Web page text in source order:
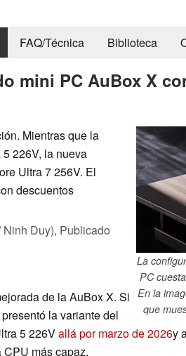
FAQ/Técnica Biblioteca
mini PC AuBox X
La
PC
En la
que
Mientras que la
226V, la nueva
Ultra 7 256V. El
descuentos
Duy), Publicado
de la AuBox X. Si
la variante del
5 226Vallá por marzo de 2026y
más capaz.